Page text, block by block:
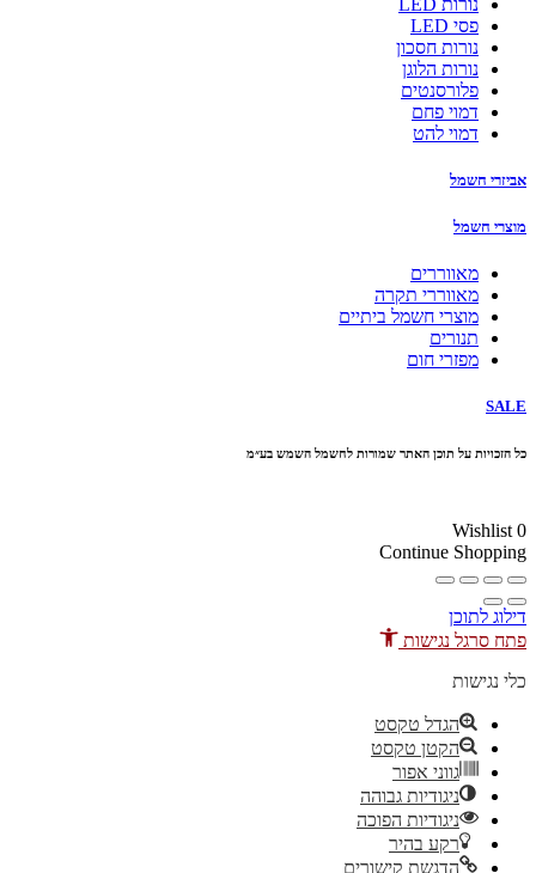
נורות LED
פסי LED
נורות חסכון
נורות הלוגן
פלורסנטים
דמוי פחם
דמוי להט
אביזרי חשמל
מוצרי חשמל
מאווררים
מאווררי תקרה
מוצרי חשמל ביתיים
תנורים
מפזרי חום
SALE
כל הזכויות על תוכן האתר שמורות לחשמל השמש בע״מ
Wishlist 0
Continue Shopping
דילוג לתוכן
פתח סרגל נגישות
כלי נגישות
הגדל טקסט
הקטן טקסט
גווני אפור
ניגודיות גבוהה
ניגודיות הפוכה
רקע בהיר
הדגשת קישורים